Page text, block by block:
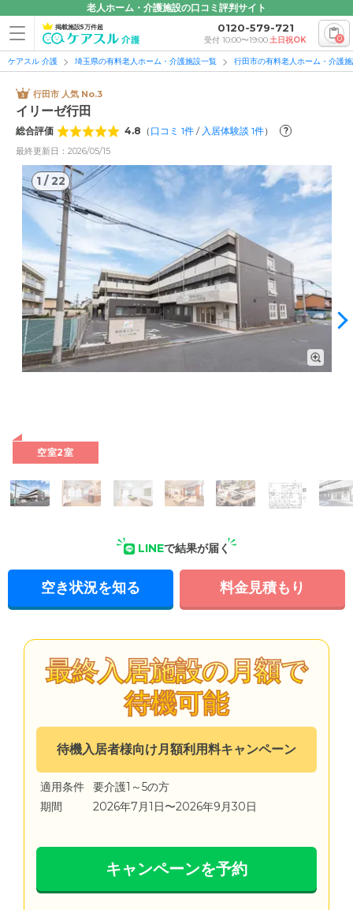
老人ホーム・介護施設の口コミ評判サイト
掲載施設5万件超 0120-579-721
受付 10:00〜19:00土日祝OK 0
ケアスル 介護 埼玉県の有料老人ホーム・介護施設一覧 行田市の有料老人ホーム・介護
行田市 人気 No.3
イリーゼ行田
総合評価 4.8 （ 口コミ 1件 /入居体験談 1件） ?
最終更新日：2026/05/15
1 /22
1/22
空室2室
LINEで結果が届く
空き状況を知る 料金見積もり
最終入居施設の月額で
待機可能
待機入居者様向け月額利用料キャンペーン
適用条件
要介護1～5の方
期間
2026年7月1日〜2026年9月30日
キャンペーンを予約